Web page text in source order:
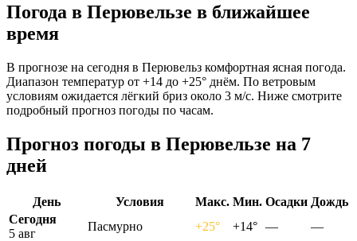
Погода в Перювельзе в ближайшее
время
В прогнозе на сегодня в Перювельз комфортная ясная погода.
Диапазон температур от +14 до +25° днём. По ветровым
условиям ожидается лёгкий бриз около 3 м/с. Ниже смотрите
подробный прогноз погоды по часам.
Прогноз погоды в Перювельзе на 7
дней
День Условия Макс. Мин. Осадки Дождь
Сегодня
5 авг
Пасмурно +25° +14° —
—